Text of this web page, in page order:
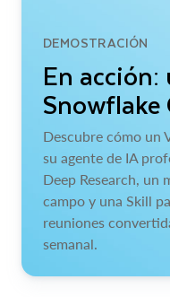
DEMOSTRACIÓN
En
Snowflake
Descubre cómo un
su agente de IA
Deep Research, un
campo y una Skill
reuniones
semanal.